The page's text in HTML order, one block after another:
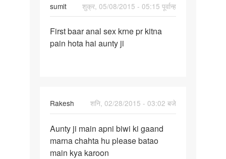
sumit
शुक्र, 05/08/2015 - 05:15 पूर्वान्ह
First
baar
First baar anal sex krne pr kitna
pain hota hai aunty ji
Rakesh
शनि, 02/28/2015 - 03:02 बजे
Aunty
ji
main
Aunty ji main apni biwi ki gaand
marna chahta hu please batao
main kya karoon